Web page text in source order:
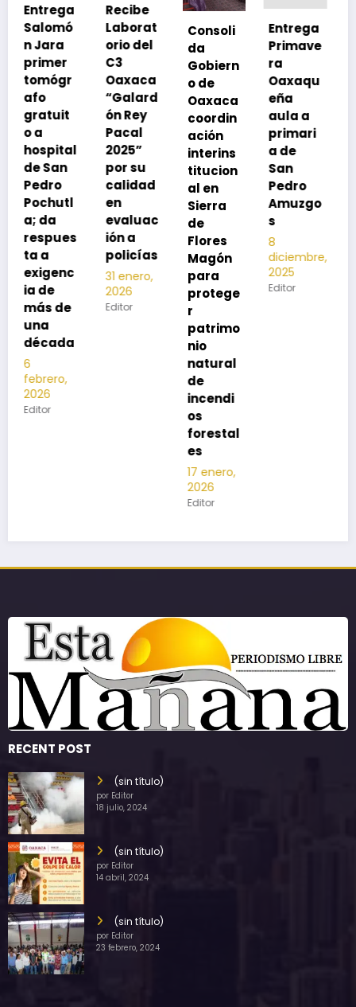
Recibe
Laborat
orio del
C3
Oaxaca
“Galard
ón Rey
Pacal
2025”
por su
calidad
en
evaluac
ión a
policías
31 enero,
2026
Editor
Consoli
da
Gobiern
o de
Oaxaca
coordin
ación
interins
titucion
al en
Sierra
de
Flores
Magón
para
protege
r
Entrega
Primave
ra
Oaxaqu
eña
aula a
primari
a de
San
Pedro
Amuzgo
s
8
diciembre,
2025
Editor
Exhorta
SSO a
vacuna
rse de
neumoc
oco
para
preveni
r la
neumon
ía
13
noviembre,
2025
Editor
RECENT POST
(sin título)
por Editor
18 julio, 2024
(sin título)
por Editor
14 abril, 2024
(sin título)
por Editor
23 febrero, 2024